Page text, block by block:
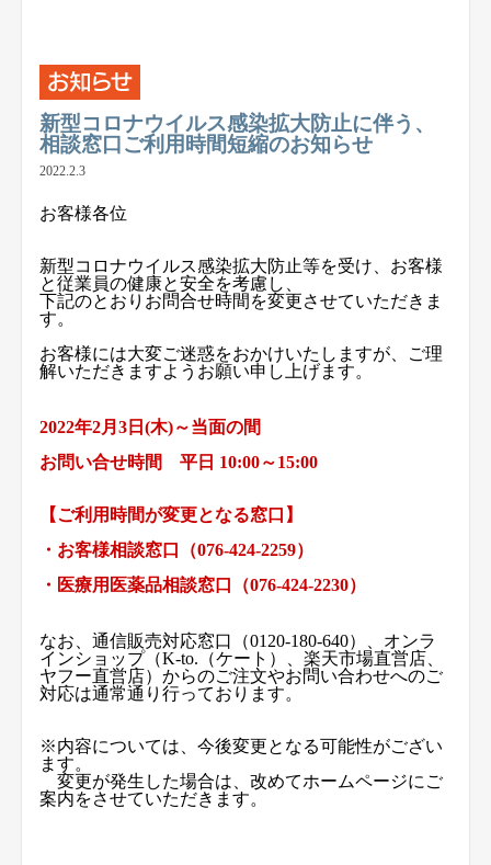
新型コロナウイルス感染拡大防止に伴う、
相談窓口ご利用時間短縮のお知らせ
2022.2.3
お客様各位
新型コロナウイルス感染拡大防止等を受け、お客様
と従業員の健康と安全を考慮し、
下記のとおりお問合せ時間を変更させていただきま
す。
お客様には大変ご迷惑をおかけいたしますが、ご理
解いただきますようお願い申し上げます。
2022年2月3日(木)～当面の間
お問い合せ時間 平日 10:00～15:00
【ご利用時間が変更となる窓口】
・お客様相談窓口（076-424-2259）
・医療用医薬品相談窓口（076-424-2230）
なお、通信販売対応窓口（0120-180-640）、オンラ
インショップ（K-to.（ケート）、楽天市場直営店、
ヤフー直営店）からのご注文やお問い合わせへのご
対応は通常通り行っております。
※内容については、今後変更となる可能性がござい
ます。
変更が発生した場合は、改めてホームページにご
案内をさせていただきます。